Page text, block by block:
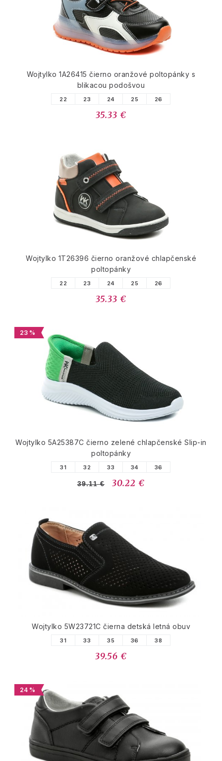
Wojtylko 1A26415 čierno oranžové poltopánky s
blikacou podošvou
22 23 24 25 26
35.33 €
Wojtylko 1T26396 čierno oranžové chlapčenské
poltopánky
22 23 24 25 26
35.33 €
23 %
Wojtylko 5A25387C čierno zelené chlapčenské Slip-in
poltopánky
31 32 33 34 36
39.11 € 30.22 €
Wojtylko 5W23721C čierna detská letná obuv
31 33 35 36 38
39.56 €
24 %